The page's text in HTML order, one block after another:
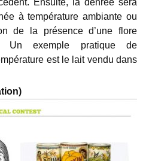
à température ambiante ou
de la présence d’une flore
Un exemple pratique de
est le lait vendu dans